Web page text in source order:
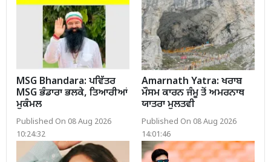
MSG Bhandara: ਪਵਿੱਤਰ
MSG ਭੰਡਾਰਾ ਭਲਕੇ, ਤਿਆਰੀਆਂ
ਮੁਕੰਮਲ
Published On 08 Aug 2026
10:24:32
Amarnath Yatra: ਖਰਾਬ
ਮੌਸਮ ਕਾਰਨ ਜੰਮੂ ਤੋਂ ਅਮਰਨਾਥ
ਯਾਤਰਾ ਮੁਲਤਵੀ
Published On 08 Aug 2026
14:01:46